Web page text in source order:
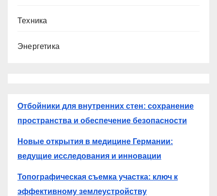
Техника
Энергетика
Отбойники для внутренних стен: сохранение
пространства и обеспечение безопасности
Новые открытия в медицине Германии:
ведущие исследования и инновации
Топографическая съемка участка: ключ к
эффективному землеустройству